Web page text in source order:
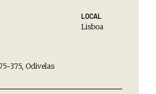
LOCAL
Lisboa
375, Odivelas